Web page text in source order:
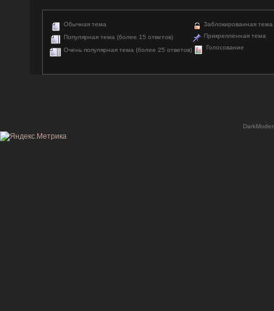
Обычная тема
Популярная тема (более 15 ответов)
Очень популярная тема (более 25 ответов)
Заблокированная тема
Прикрепленная тема
Голосование